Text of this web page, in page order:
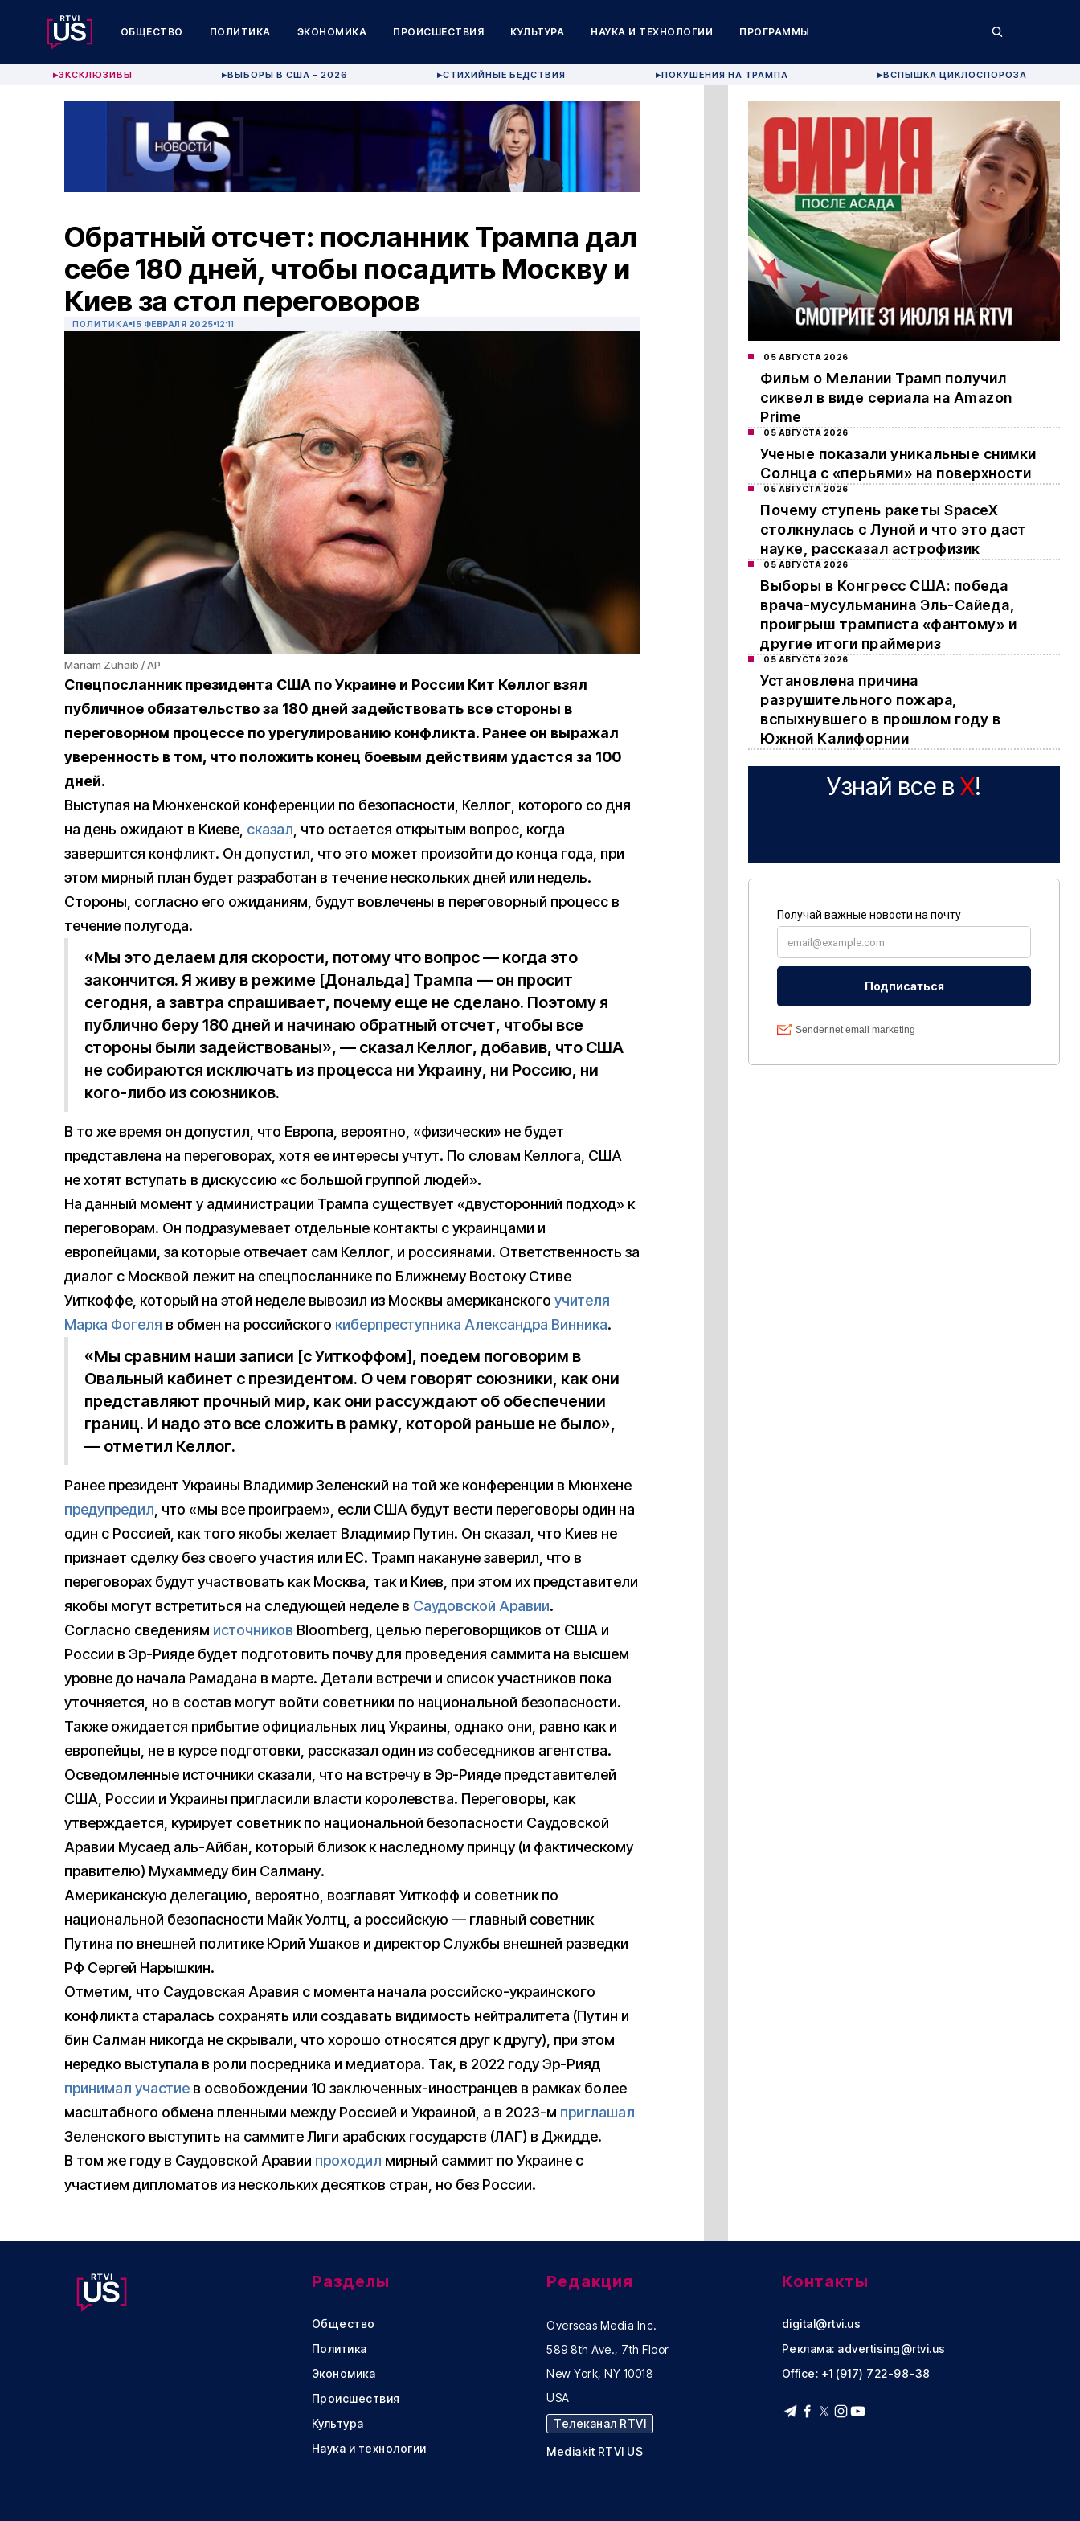
ОБЩЕСТВО ПОЛИТИКА ЭКОНОМИКА ПРОИСШЕСТВИЯ КУЛЬТУРА НАУКА И ТЕХНОЛОГИИ ПРОГРАММЫ
▶ЭКСКЛЮЗИВЫ ▶ВЫБОРЫ В США - 2026 ▶СТИХИЙНЫЕ БЕДСТВИЯ ▶ПОКУШЕНИЯ НА ТРАМПА ▶ВСПЫШКА ЦИКЛОСПОРОЗА
Обратный отсчет: посланник Трампа дал
себе 180 дней, чтобы посадить Москву и
Киев за стол переговоров
ПОЛИТИКА 15 ФЕВРАЛЯ 2025 12:11
Mariam Zuhaib / AP
Спецпосланник президента США по Украине и России Кит Келлог взял
публичное обязательство за 180 дней задействовать все стороны в
переговорном процессе по урегулированию конфликта. Ранее он выражал
уверенность в том, что положить конец боевым действиям удастся за 100
дней.
Выступая на Мюнхенской конференции по безопасности, Келлог, которого со дня
на день ожидают в Киеве, сказал, что остается открытым вопрос, когда
завершится конфликт. Он допустил, что это может произойти до конца года, при
этом мирный план будет разработан в течение нескольких дней или недель.
Стороны, согласно его ожиданиям, будут вовлечены в переговорный процесс в
течение полугода.
«Мы это делаем для скорости, потому что вопрос — когда это
закончится. Я живу в режиме [Дональда] Трампа — он просит
сегодня, а завтра спрашивает, почему еще не сделано. Поэтому я
публично беру 180 дней и начинаю обратный отсчет, чтобы все
стороны были задействованы», — сказал Келлог, добавив, что США
не собираются исключать из процесса ни Украину, ни Россию, ни
кого-либо из союзников.
В то же время он допустил, что Европа, вероятно, «физически» не будет
представлена на переговорах, хотя ее интересы учтут. По словам Келлога, США
не хотят вступать в дискуссию «с большой группой людей».
На данный момент у администрации Трампа существует «двусторонний подход» к
переговорам. Он подразумевает отдельные контакты с украинцами и
европейцами, за которые отвечает сам Келлог, и россиянами. Ответственность за
диалог с Москвой лежит на спецпосланнике по Ближнему Востоку Стиве
Уиткоффе, который на этой неделе вывозил из Москвы американского учителя
Марка Фогеля в обмен на российского киберпреступника Александра Винника.
«Мы сравним наши записи [с Уиткоффом], поедем поговорим в
Овальный кабинет с президентом. О чем говорят союзники, как они
представляют прочный мир, как они рассуждают об обеспечении
границ. И надо это все сложить в рамку, которой раньше не было»,
— отметил Келлог.
Ранее президент Украины Владимир Зеленский на той же конференции в Мюнхене
предупредил, что «мы все проиграем», если США будут вести переговоры один на
один с Россией, как того якобы желает Владимир Путин. Он сказал, что Киев не
признает сделку без своего участия или ЕС. Трамп накануне заверил, что в
переговорах будут участвовать как Москва, так и Киев, при этом их представители
якобы могут встретиться на следующей неделе в Саудовской Аравии.
Согласно сведениям источников Bloomberg, целью переговорщиков от США и
России в Эр-Рияде будет подготовить почву для проведения саммита на высшем
уровне до начала Рамадана в марте. Детали встречи и список участников пока
уточняется, но в состав могут войти советники по национальной безопасности.
Также ожидается прибытие официальных лиц Украины, однако они, равно как и
европейцы, не в курсе подготовки, рассказал один из собеседников агентства.
Осведомленные источники сказали, что на встречу в Эр-Рияде представителей
США, России и Украины пригласили власти королевства. Переговоры, как
утверждается, курирует советник по национальной безопасности Саудовской
Аравии Мусаед аль-Айбан, который близок к наследному принцу (и фактическому
правителю) Мухаммеду бин Салману.
Американскую делегацию, вероятно, возглавят Уиткофф и советник по
национальной безопасности Майк Уолтц, а российскую — главный советник
Путина по внешней политике Юрий Ушаков и директор Службы внешней разведки
РФ Сергей Нарышкин.
Отметим, что Саудовская Аравия с момента начала российско-украинского
конфликта старалась сохранять или создавать видимость нейтралитета (Путин и
бин Салман никогда не скрывали, что хорошо относятся друг к другу), при этом
нередко выступала в роли посредника и медиатора. Так, в 2022 году Эр-Рияд
принимал участие в освобождении 10 заключенных-иностранцев в рамках более
масштабного обмена пленными между Россией и Украиной, а в 2023-м приглашал
Зеленского выступить на саммите Лиги арабских государств (ЛАГ) в Джидде.
В том же году в Саудовской Аравии проходил мирный саммит по Украине с
участием дипломатов из нескольких десятков стран, но без России.
05 АВГУСТА 2026
Фильм о Мелании Трамп получил
сиквел в виде сериала на Amazon
Prime
05 АВГУСТА 2026
Ученые показали уникальные снимки
Солнца с «перьями» на поверхности
05 АВГУСТА 2026
Почему ступень ракеты SpaceX
столкнулась с Луной и что это даст
науке, рассказал астрофизик
05 АВГУСТА 2026
Выборы в Конгресс США: победа
врача-мусульманина Эль-Сайеда,
проигрыш трамписта «фантому» и
другие итоги праймериз
05 АВГУСТА 2026
Установлена причина
разрушительного пожара,
вспыхнувшего в прошлом году в
Южной Калифорнии
Узнай все в X!
Разделы
Общество
Политика
Экономика
Происшествия
Культура
Наука и технологии
Редакция
Overseas Media Inc.
589 8th Ave., 7th Floor
New York, NY 10018
USA
Телеканал RTVI
Mediakit RTVI US
Контакты
digital@rtvi.us
Реклама: advertising@rtvi.us
Office: +1 (917) 722-98-38